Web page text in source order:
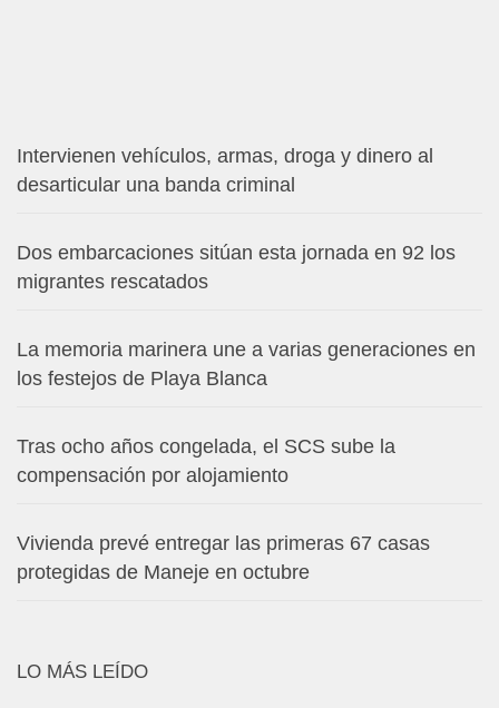
Intervienen vehículos, armas, droga y dinero al
desarticular una banda criminal
Dos embarcaciones sitúan esta jornada en 92 los
migrantes rescatados
La memoria marinera une a varias generaciones en
los festejos de Playa Blanca
Tras ocho años congelada, el SCS sube la
compensación por alojamiento
Vivienda prevé entregar las primeras 67 casas
protegidas de Maneje en octubre
LO MÁS LEÍDO